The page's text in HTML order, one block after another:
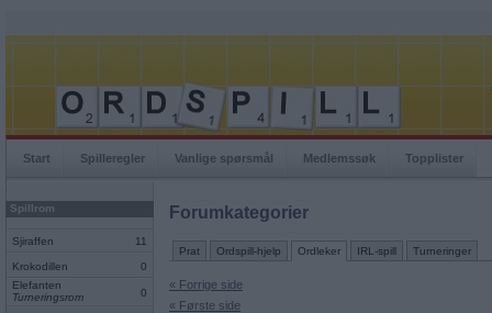
Start Spilleregler Vanlige spørsmål Medlemssøk Topplister
Spillrom
Sjiraffen 11
Krokodillen
0
Elefanten
Turneringsrom
0
Forumkategorier
Prat Ordspill-hjelp Ordleker IRL-spill Turneringer
« Forrige side
« Første side